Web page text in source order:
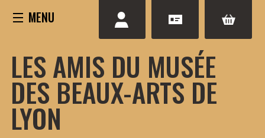
LES AMIS DU MUSÉE
DES BEAUX-ARTS DE
LYON